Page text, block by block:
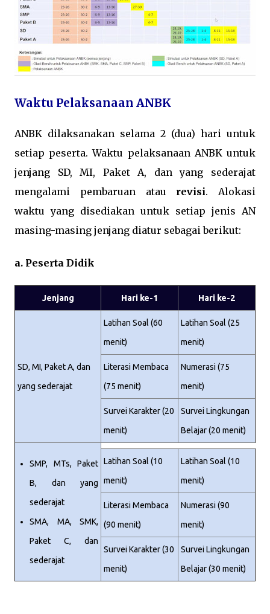
Waktu Pelaksanaan ANBK
ANBK dilaksanakan selama 2 (dua) hari untuk
setiap peserta. Waktu pelaksanaan ANBK untuk
jenjang SD, MI, Paket A, dan yang sederajat
mengalami pembaruan atau revisi. Alokasi
waktu yang disediakan untuk setiap jenis AN
masing-masing jenjang diatur sebagai berikut:
a. Peserta Didik
Jenjang Hari ke-1 Hari ke-2
SD, MI, Paket A, dan
yang sederajat
Latihan Soal (60
menit)
Latihan Soal (25
menit)
Literasi Membaca
(75 menit)
Numerasi (75
menit)
Survei Karakter (20
menit)
Survei Lingkungan
Belajar (20 menit)
SMP, MTs, Paket
B, dan yang
sederajat
SMA, MA, SMK,
Paket C, dan
sederajat
Latihan Soal (10
menit)
Latihan Soal (10
menit)
Literasi Membaca
(90 menit)
Numerasi (90
menit)
Survei Karakter (30
menit)
Survei Lingkungan
Belajar (30 menit)